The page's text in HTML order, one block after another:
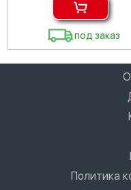
под заказ
Политика